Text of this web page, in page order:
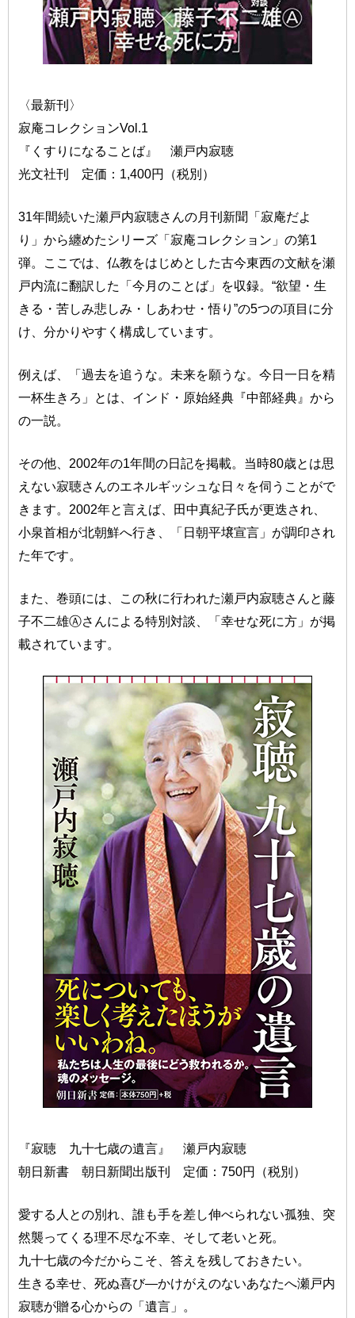
〈最新刊〉
寂庵コレクションVol.1
『くすりになることば』 瀬戸内寂聴
光文社刊 定価：1,400円（税別）
31年間続いた瀬戸内寂聴さんの月刊新聞「寂庵だよ
り」から纏めたシリーズ「寂庵コレクション」の第1
弾。ここでは、仏教をはじめとした古今東西の文献を瀬
戸内流に翻訳した「今月のことば」を収録。“欲望・生
きる・苦しみ悲しみ・しあわせ・悟り”の5つの項目に分
け、分かりやすく構成しています。
例えば、「過去を追うな。未来を願うな。今日一日を精
一杯生きろ」とは、インド・原始経典『中部経典』から
の一説。
その他、2002年の1年間の日記を掲載。当時80歳とは思
えない寂聴さんのエネルギッシュな日々を伺うことがで
きます。2002年と言えば、田中真紀子氏が更迭され、
小泉首相が北朝鮮へ行き、「日朝平壌宣言」が調印され
た年です。
また、巻頭には、この秋に行われた瀬戸内寂聴さんと藤
子不二雄Ⓐさんによる特別対談、「幸せな死に方」が掲
載されています。
『寂聴 九十七歳の遺言』 瀬戸内寂聴
朝日新書 朝日新聞出版刊 定価：750円（税別）
愛する人との別れ、誰も手を差し伸べられない孤独、突
然襲ってくる理不尽な不幸、そして老いと死。
九十七歳の今だからこそ、答えを残しておきたい。
生きる幸せ、死ぬ喜び—かけがえのないあなたへ瀬戸内
寂聴が贈る心からの「遺言」。